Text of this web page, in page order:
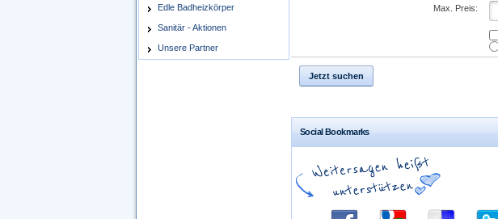
Edle Badheizkörper
Sanitär - Aktionen
Unsere Partner
Max. Preis:
Jetzt suchen
Social Bookmarks